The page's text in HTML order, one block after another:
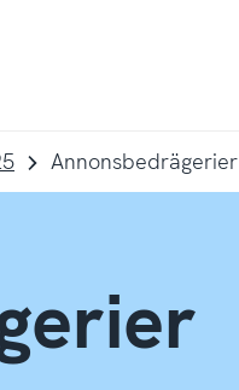
Annonsbedrägerier